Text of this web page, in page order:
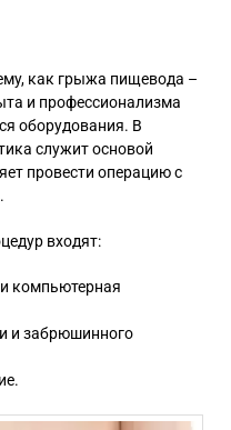
как грыжа пищевода –
и профессионализма
оборудования. В
служит основой
провести операцию с
входят:
компьютерная
и забрюшинного